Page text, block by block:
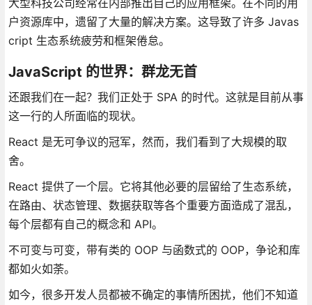
户资源库中，遗留了大量的解决方案。这导致了许多 Javas
cript 生态系统疲劳和框架倦怠。
JavaScript 的世界：群龙无首
还跟我们在一起？我们正处于 SPA 的时代。这就是目前从事
这一行的人所面临的现状。
React 是无可争议的冠军，然而，我们看到了大规模的取
舍。
React 提供了一个层。它将其他必要的层留给了生态系统，
在路由、状态管理、数据获取等各个重要方面造成了混乱，
每个层都有自己的概念和 API。
不可变与可变，带有类的 OOP 与函数式的 OOP，争论和库
都如火如荼。
如今，很多开发人员都被不确定的事情所困扰，他们不知道